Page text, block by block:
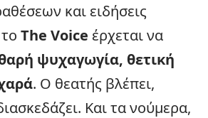
και ειδήσεις
The Voice έρχεται να
ψυχαγωγία, θετική
. Ο θεατής βλέπει,
Και τα νούμερα,